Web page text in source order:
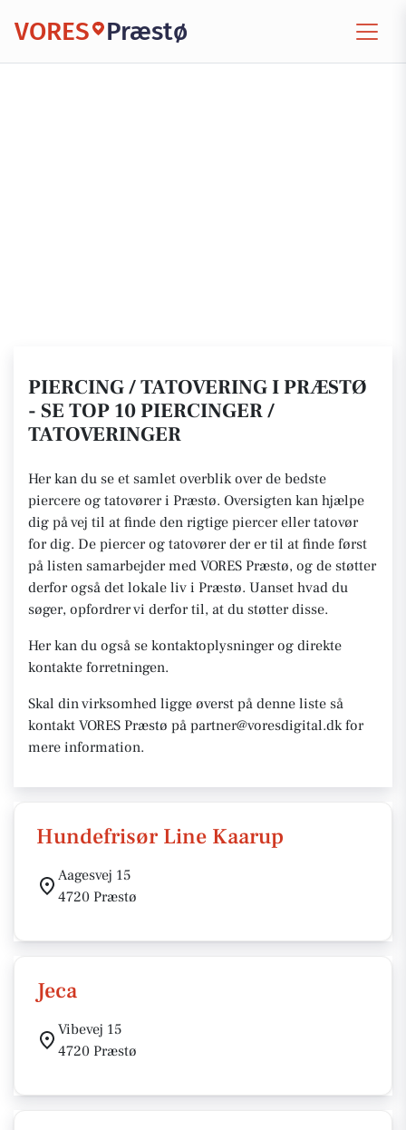
VORES Præstø
PIERCING / TATOVERING I PRÆSTØ
- SE TOP 10 PIERCINGER /
TATOVERINGER
Her kan du se et samlet overblik over de bedste
piercere og tatovører i Præstø. Oversigten kan hjælpe
dig på vej til at finde den rigtige piercer eller tatovør
for dig. De piercer og tatovører der er til at finde først
på listen samarbejder med VORES Præstø, og de støtter
derfor også det lokale liv i Præstø. Uanset hvad du
søger, opfordrer vi derfor til, at du støtter disse.
Her kan du også se kontaktoplysninger og direkte
kontakte forretningen.
Skal din virksomhed ligge øverst på denne liste så
kontakt VORES Præstø på partner@voresdigital.dk for
mere information.
Hundefrisør Line Kaarup
Aagesvej 15
4720 Præstø
Jeca
Vibevej 15
4720 Præstø